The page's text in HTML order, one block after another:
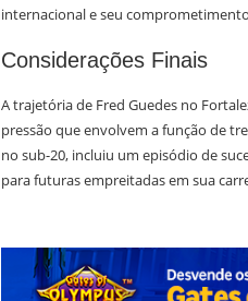
internacional e seu
Considerações Finais
A trajetória de Fred Guedes no
pressão que envolvem a função de
no sub-20, incluiu um episódio de
para futuras empreitadas em sua